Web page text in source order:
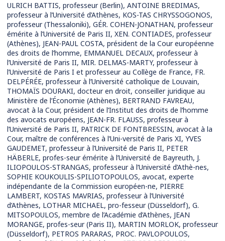
ULRICH BATTIS, professeur (Berlin), ANTOINE BREDIMAS,
professeur à l’Université d’Athènes, KOS-TAS CHRYSSOGONOS,
professeur (Thessaloniki), GÉR. COHEN-JONATHAN, professeur
émérite à l’Université de Paris II, XEN. CONTIADES, professeur
(Athènes), JEAN-PAUL COSTA, président de la Cour européenne
des droits de l’homme, EMMANUEL DECAUX, professeur à
l’Université de Paris II, MIR. DELMAS-MARTY, professeur à
l’Université de Paris I et professeur au Collège de France, FR.
DELPÉRÉE, professeur à l’Université catholique de Louvain,
THOMAÏS DOURAKI, docteur en droit, conseiller juridique au
Ministère de l’Économie (Athènes), BERTRAND FAVREAU,
avocat à la Cour, président de l’Institut des droits de l’homme
des avocats européens, JEAN-FR. FLAUSS, professeur à
l’Université de Paris II, PATRICK DE FONTBRESSIN, avocat à la
Cour, maître de conférences à l’Uni-versité de Paris XI, YVES
GAUDEMET, professeur à l’Université de Paris II, PETER
HÄBERLE, profes-seur émérite à l’Université de Bayreuth, J.
ILIOPOULOS-STRANGAS, professeur à l’Université d’Athè-nes,
SOPHIE KOUKOULIS-SPILIOTOPOULOS, avocat, experte
indépendante de la Commission européen-ne, PIERRE
LAMBERT, KOSTAS MAVRIAS, professeur à l’Université
d’Athènes, LOTHAR MICHAEL, pro-fesseur (Düsseldorf), G.
MITSOPOULOS, membre de l’Académie d’Athènes, JEAN
MORANGE, profes-seur (Paris II), MARTIN MORLOK, professeur
(Düsseldorf), PETROS PARARAS, PROC. PAVLOPOULOS,